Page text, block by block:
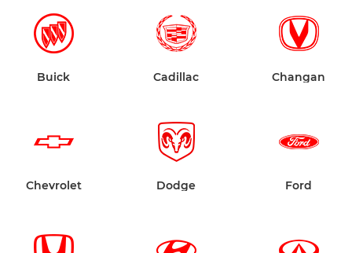
Buick Cadillac Changan
Chevrolet Dodge Ford